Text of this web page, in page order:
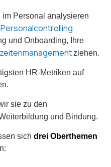
Personal analysieren
Personalcontrolling
und Onboarding, Ihre
ziehen.
HR-Metriken auf
sie zu den
und Bindung.
sich drei Oberthemen